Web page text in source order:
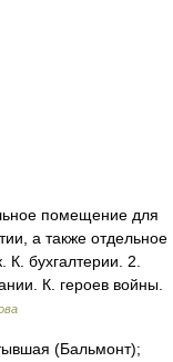
помещение для
а также отдельное
бухгалтерии. 2.
К. героев войны.
(Бальмонт);